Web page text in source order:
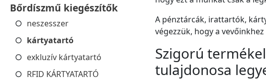
Bőrdíszmű kiegészítők
neszesszer
kártyatartó
exkluzív kártyatartó
RFID KÁRTYATARTÓ
A pénztárcák, irattartók,
végezzük, hogy a
Szigorú
tulajdonosa